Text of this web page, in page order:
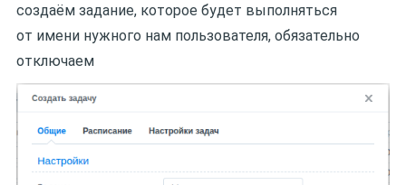
создаём задание, которое будет выполняться
от имени нужного нам пользователя, обязательно
отключаем